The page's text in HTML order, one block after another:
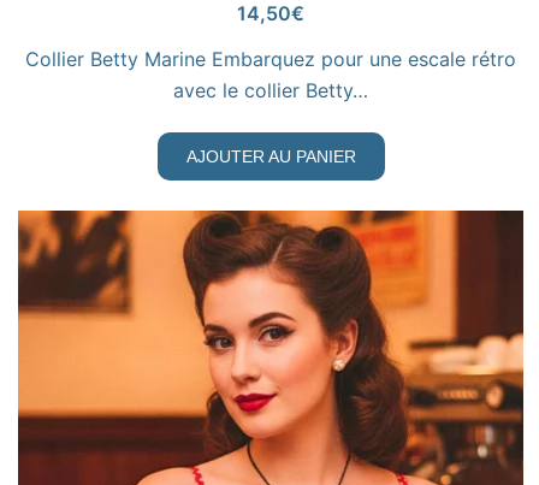
14,50€
Collier Betty Marine Embarquez pour une escale rétro
avec le collier Betty…
AJOUTER AU PANIER